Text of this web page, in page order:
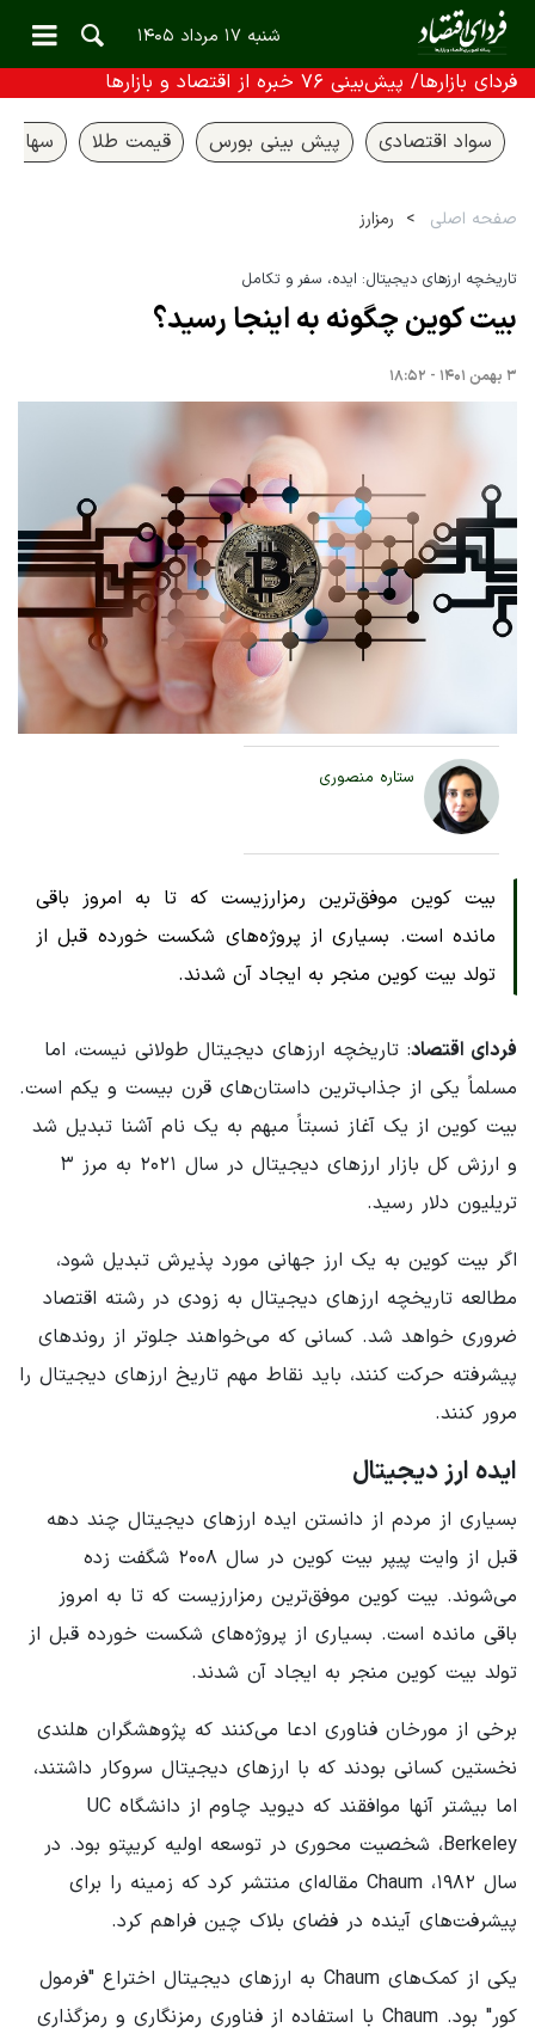
شنبه ۱۷ مرداد ۱۴۰۵
فردای بازارها/ پیش‌بینی ۷۶ خبره از اقتصاد و بازارها
سواد اقتصادی پیش بینی بورس قیمت طلا سهام
صفحه اصلی رمزارز
تاریخچه ارزهای دیجیتال: ایده، سفر و تکامل
بیت کوین چگونه به اینجا رسید؟
۳ بهمن ۱۴۰۱ - ۱۸:۵۲
ستاره منصوری
بیت کوین موفق‌ترین رمزارزیست که تا به امروز باقی
مانده است. بسیاری از پروژه‌های شکست خورده قبل از
تولد بیت کوین منجر به ایجاد آن شدند.
فردای اقتصاد: تاریخچه ارزهای دیجیتال طولانی نیست، اما
مسلماً یکی از جذاب‌ترین داستان‌های قرن بیست و یکم است.
بیت کوین از یک آغاز نسبتاً مبهم به یک نام آشنا تبدیل شد
و ارزش کل بازار ارزهای دیجیتال در سال ۲۰۲۱ به مرز ۳
تریلیون دلار رسید.
اگر بیت کوین به یک ارز جهانی مورد پذیرش تبدیل شود،
مطالعه تاریخچه ارزهای دیجیتال به زودی در رشته اقتصاد
ضروری خواهد شد. کسانی که می‌خواهند جلوتر از روندهای
پیشرفته حرکت کنند، باید نقاط مهم تاریخ ارزهای دیجیتال را
مرور کنند.
ایده ارز دیجیتال
بسیاری از مردم از دانستن ایده ارزهای دیجیتال چند دهه
قبل از وایت پیپر بیت کوین در سال ۲۰۰۸ شگفت زده
می‌شوند. بیت کوین موفق‌ترین رمزارزیست که تا به امروز
باقی مانده است. بسیاری از پروژه‌های شکست خورده قبل از
تولد بیت کوین منجر به ایجاد آن شدند.
برخی از مورخان فناوری ادعا می‌کنند که پژوهشگران هلندی
نخستین کسانی بودند که با ارزهای دیجیتال سروکار داشتند،
اما بیشتر آنها موافقند که دیوید چاوم از دانشگاه UC
Berkeley، شخصیت محوری در توسعه اولیه کریپتو بود. در
سال ۱۹۸۲، Chaum مقاله‌ای منتشر کرد که زمینه را برای
پیشرفت‌های آینده در فضای بلاک چین فراهم کرد.
یکی از کمک‌های Chaum به ارزهای دیجیتال اختراع "فرمول
کور" بود. Chaum با استفاده از فناوری رمزنگاری و رمزگذاری